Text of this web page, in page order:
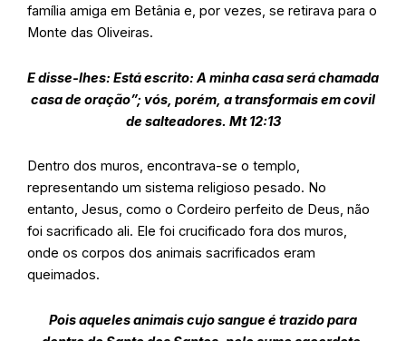
família amiga em Betânia e, por vezes, se retirava para o
Monte das Oliveiras.
E disse-lhes: Está escrito: A minha casa será chamada
casa de oração”; vós, porém, a transformais em covil
de salteadores. Mt 12:13
Dentro dos muros, encontrava-se o templo,
representando um sistema religioso pesado. No
entanto, Jesus, como o Cordeiro perfeito de Deus, não
foi sacrificado ali. Ele foi crucificado fora dos muros,
onde os corpos dos animais sacrificados eram
queimados.
Pois aqueles animais cujo sangue é trazido para